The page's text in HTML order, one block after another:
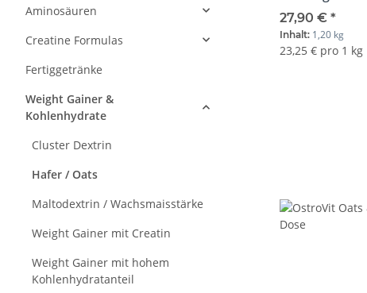
27,90 € *
Inhalt: 1,20 kg
23,25 € pro 1 kg
Aminosäuren
Creatine Formulas
Fertiggetränke
Weight Gainer &
Kohlenhydrate
Cluster Dextrin
Hafer / Oats
Maltodextrin / Wachsmaisstärke
Weight Gainer mit Creatin
Weight Gainer mit hohem
Kohlenhydratanteil